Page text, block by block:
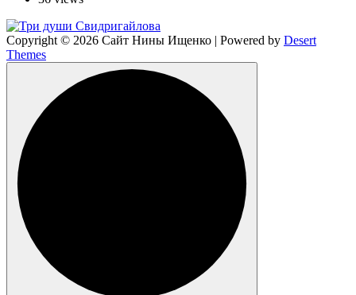
Copyright © 2026 Сайт Нины Ищенко | Powered by Desert
Themes